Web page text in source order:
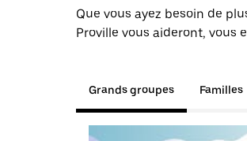
Que vous ayez besoin de
Proville vous aideront, vous
Grands groupes Familles